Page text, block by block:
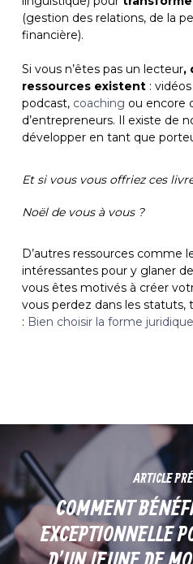
(gestion des relations, de la
financière).
Si vous n’êtes pas un lecteur,
ressources existent:
podcast, coaching ou encore
d’entrepreneurs. Il existe de
développer en tant que
Et si vous vous offriez ces
Noël de vous à vous ?
D’autres ressources comme
intéressantes pour y glaner
vous êtes motivés à créer
vous perdez dans les
: Bien choisir la forme
ARTICLE
COMMENT
EXCEPTIONNELLE